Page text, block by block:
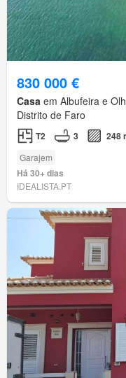
830 000 €
Casa em Albufeira e
Distrito de Faro
T2 3 248
Garajem
Há 30+ dias
IDEALISTA.PT